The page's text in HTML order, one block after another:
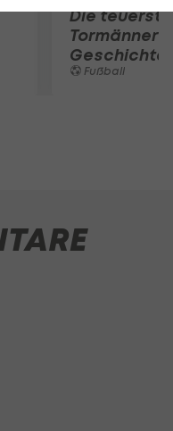
Die
Tormänner
Geschichte
Fußball